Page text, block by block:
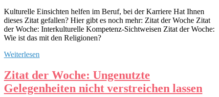
Kulturelle Einsichten helfen im Beruf, bei der Karriere Hat Ihnen
dieses Zitat gefallen? Hier gibt es noch mehr: Zitat der Woche Zitat
der Woche: Interkulturelle Kompetenz-Sichtweisen Zitat der Woche:
Wie ist das mit den Religionen?
Weiterlesen
Zitat der Woche: Ungenutzte
Gelegenheiten nicht verstreichen lassen